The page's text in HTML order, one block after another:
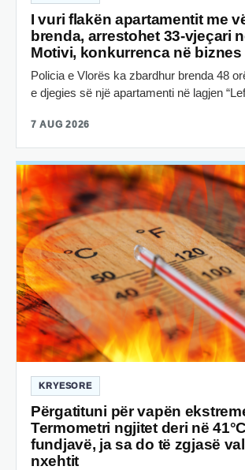
I vuri flakën apartamentit me
brenda, arrestohet 33-vjeçari
Motivi, konkurrenca në biznes
Policia e Vlorës ka zbardhur brenda 48
e djegies së një apartamenti në lagjen
7 AUG 2026
KRYESORE
Përgatituni për vapën
Termometri ngjitet deri në
fundjavë, ja sa do të zgjasë
nxehtit